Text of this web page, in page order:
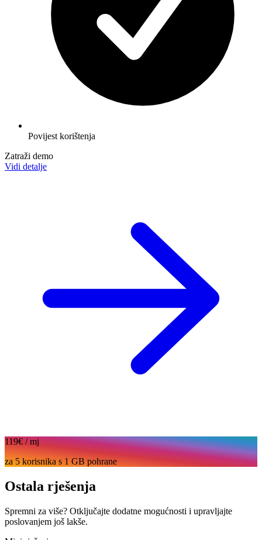
Povijest korištenja
Zatraži demo
Vidi detalje
119€/ mj
za 5 korisnika s 1 GB pohrane
Ostala rješenja
Spremni za više? Otključajte dodatne mogućnosti i upravljajte
poslovanjem još lakše.